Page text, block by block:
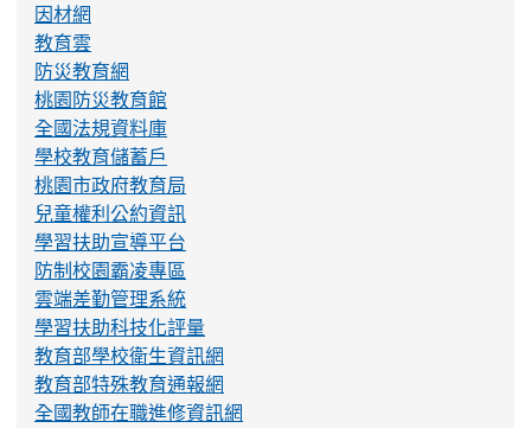
因材網
教育雲
防災教育網
桃園防災教育館
全國法規資料庫
學校教育儲蓄戶
桃園市政府教育局
兒童權利公約資訊
學習扶助宣導平台
防制校園霸凌專區
雲端差勤管理系統
學習扶助科技化評量
教育部學校衛生資訊網
教育部特殊教育通報網
全國教師在職進修資訊網